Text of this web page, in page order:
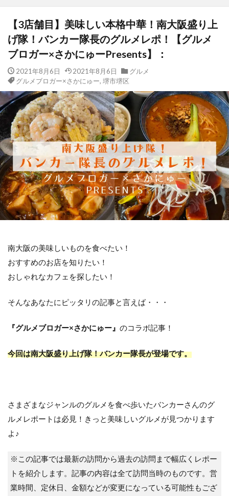
【3店舗目】美味しい本格中華！南大阪盛り上
げ隊！バンカー隊長のグルメレポ！【グルメ
ブロガー×さかにゅーPresents】：
2021年8月6日 2021年8月6日
グルメ
グルメブロガー×さかにゅー, 堺市堺区
南大阪の美味しいものを食べたい！
おすすめのお店を知りたい！
おしゃれなカフェを探したい！
そんなあなたにピッタリの記事と言えば・・・
『グルメブロガー×さかにゅー』 のコラボ記事！
今回は南大阪盛り上げ隊！バンカー隊長が登場です。
さまざまなジャンルのグルメを食べ歩いたバンカーさんのグ
ルメレポートは必見！きっと美味しいグルメが見つかります
よ♪
※この記事では最新の訪問から過去の訪問まで幅広くレポー
トを紹介します。記事の内容は全て訪問当時のものです。営
業時間、定休日、金額などが変更になっている可能性もござ